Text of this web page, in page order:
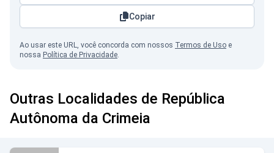
Copiar
Ao usar este URL, você concorda com nossos Termos de Uso e
nossa Política de Privacidade.
Outras Localidades de República
Autônoma da Crimeia